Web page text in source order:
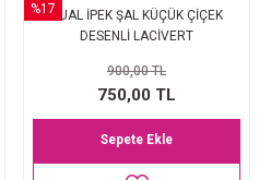
%17VUAL İPEK ŞAL KÜÇÜK ÇİÇEK
DESENLİ LACİVERT
900,00 TL
750,00 TL
Sepete Ekle